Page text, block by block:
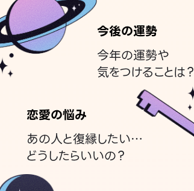
今後の運勢
今年の運勢や
気をつけることは？
恋愛の悩み
あの人と復縁したい…
どうしたらいいの？